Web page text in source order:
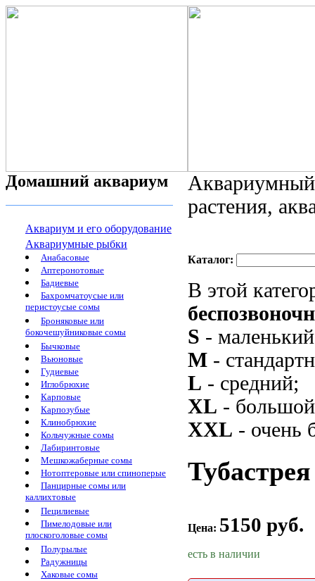
Домашний аквариум
Аквариум и его оборудование
Аквариумные рыбки
Анабасовые
Аптеронотовые
Бадиевые
Бахромчатоусые или
перистоусые сомы
Броняковые или
бокочешуйниковые сомы
Бычковые
Вьюновые
Гудиевые
Иглобрюхие
Карповые
Карпозубые
Клинобрюхие
Кольчужные сомы
Лабиринтовые
Мешкожаберные сомы
Нотоптеровые или спиноперые
Панцирные сомы или
каллихтовые
Пецилиевые
Пимелодовые или
плоскоголовые сомы
Полурылые
Радужницы
Хаковые сомы
растения,
Каталог:
В этой
S -
M -
L - средний;
XL -
XXL - очень
Цена: 5150 руб.
есть в наличии